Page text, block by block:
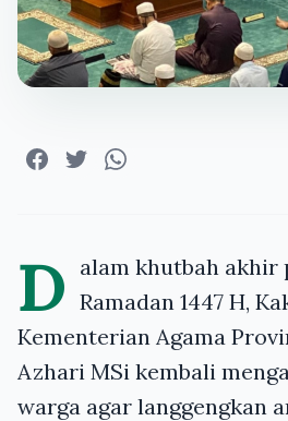
D alam khutbah akhir
Ramadan 1447 H,
Kementerian Agama
Azhari MSi kembali
warga agar langgengkan